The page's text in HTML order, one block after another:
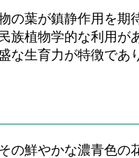
の葉が鎮静作用を
族植物学的な利用
な生育力が特徴であ
の鮮やかな濃青色